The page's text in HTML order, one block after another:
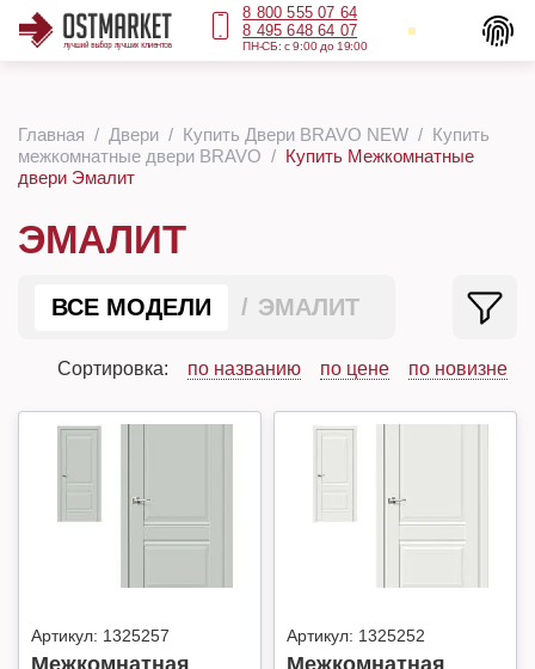
8 800 555 07 64
8 495 648 64 07
ПН-СБ: с 9:00 до 19:00
Главная Двери Купить Двери BRAVO NEW
Купить
межкомнатные двери BRAVO
Купить Межкомнатные
двери Эмалит
ЭМАЛИТ
ВСЕ МОДЕЛИ ЭМАЛИТ
Сортировка: по названию по цене по новизне
Артикул: 1325257
Межкомнатная
Артикул: 1325252
Межкомнатная